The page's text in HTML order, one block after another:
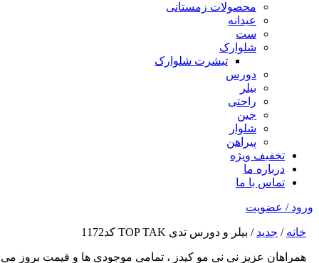
محصولات زمستانی
عیدانه
ست
شلوارک
تیشرت شلوارک
دورس
بیلر
راحتی
جین
شلوار
پیراهن
تخفیف ویژه
درباره ما
تماس با ما
/ عضویت
خانه/ جدید/ بیلر و دورس تدی TOP TAK کد1172
همراهان عزیز نی نی مو کیدز ، تمامی موجودی ها و قیمت بروز می